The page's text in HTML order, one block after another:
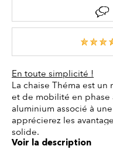
En toute simplicité !
La chaise Théma est
et de mobilité en phase
aluminium associé à
apprécierez les
solide.
Voir la description